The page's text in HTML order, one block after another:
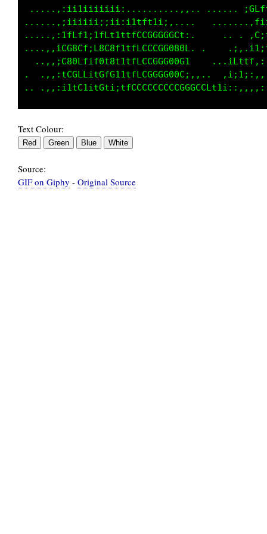
.....,:;i11iiiiiii: ............
.....,:iiiiii;i;i;,,::::,.....,.
....,:1fCLti1LCL1f1tLCCCCLf1;,..     ....
...,:LG8Gfi18C8LCttLCCCGG000C; .
..,,:f80Cf110t0Cf1tLLCCGGG00Gi
.,,:iLCCL1iGfGff1tLLCGGGG0GC;,,..
Text Colour:
Source:
GIF on Giphy - Original Source